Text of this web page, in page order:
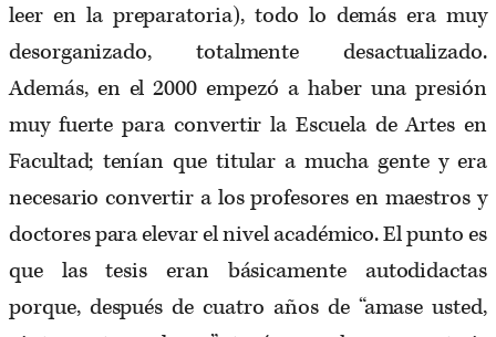
leer en la preparatoria), todo lo demás era muy
desorganizado, totalmente desactualizado.
Además, en el 2000 empezó a haber una presión
muy fuerte para convertir la Escuela de Artes en
Facultad; tenían que titular a mucha gente y era
necesario convertir a los profesores en maestros y
doctores para elevar el nivel académico. El punto es
que las tesis eran básicamente autodidactas
porque, después de cuatro años de “amase usted,